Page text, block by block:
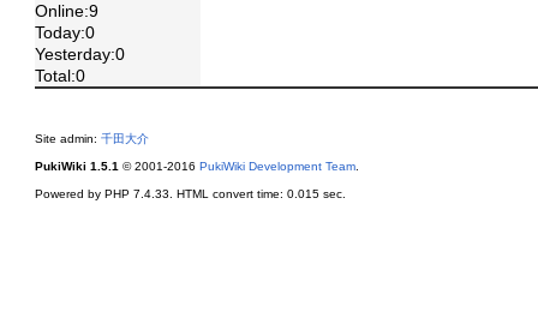
Online:9
Today:0
Yesterday:0
Total:0
Site admin: 千田大介
PukiWiki 1.5.1 © 2001-2016 PukiWiki Development Team.
Powered by PHP 7.4.33. HTML convert time: 0.015 sec.